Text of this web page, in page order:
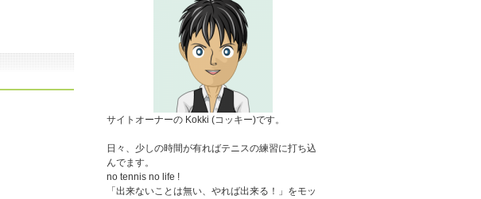
サイトオーナーの Kokki (コッキー)です。
日々、少しの時間が有ればテニスの練習に打ち込
んでます。
no tennis no life !
「出来ないことは無い、やれば出来る！」をモッ